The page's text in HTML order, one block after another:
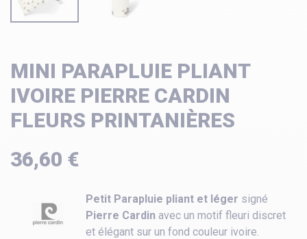
MINI PARAPLUIE PLIANT
IVOIRE PIERRE CARDIN
FLEURS PRINTANIÈRES
36,60 €
Petit Parapluie pliant et léger signé
Pierre Cardin avec un motif fleuri discret
et élégant sur un fond couleur ivoire.